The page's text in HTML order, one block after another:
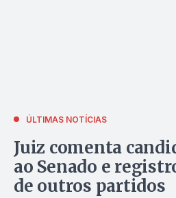
ÚLTIMAS NOTÍCIAS
Juiz comenta
ao Senado e
de outros partidos